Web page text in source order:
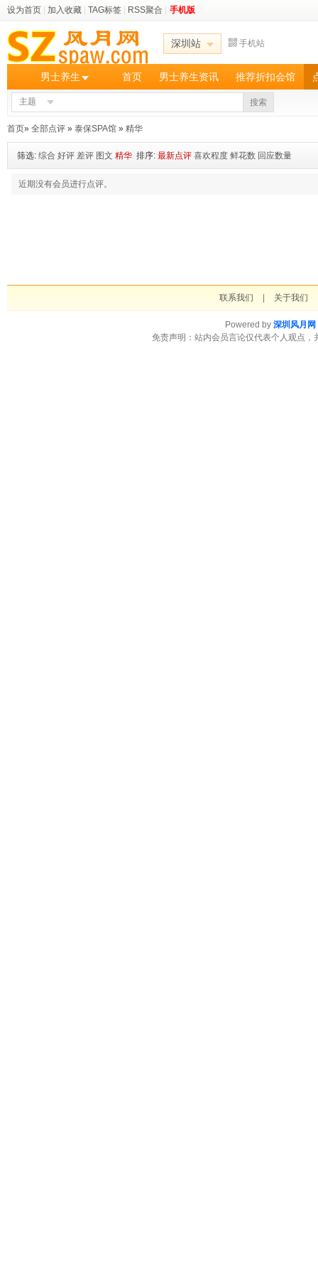
设为首页 加入收藏 TAG标签 RSS聚合 手机版
深圳站 手机站
男士养生 首页 男士养生资讯 推荐折扣会馆
主题 搜索
首页» 全部点评 » 泰保SPA馆 » 精华
筛选: 综合 好评 差评 图文 精华 排序: 最新点评 喜欢程度 鲜花数 回应数量
近期没有会员进行点评。
联系我们 关于我们
Powered by 深圳风月网
免责声明：站内会员言论仅代表个人观点